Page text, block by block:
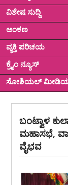
ವಿಶೇಷ ಸುದ್ದಿ
ಅಂಕಣ
ವ್ಯಕ್ತಿ ಪರಿಚಯ
ಕ್ರೈಂ ನ್ಯೂಸ್
ಸೋಶಿಯಲ್
ಬಂಟ್ವಾಳ
ಮಹಾಸಭೆ,
ವೈಭವ